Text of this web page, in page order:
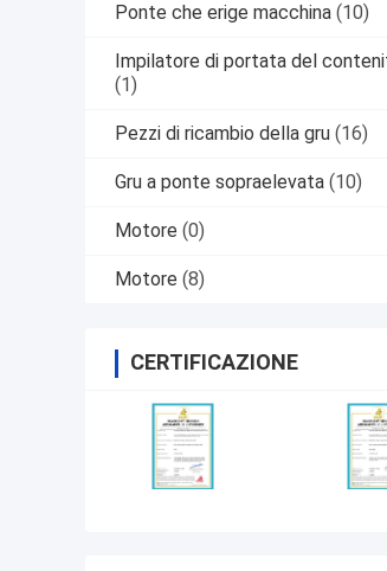
Ponte che erige macchina (10)
Impilatore di portata del
(1)
Pezzi di ricambio della gru (16)
Gru a ponte sopraelevata (10)
Motore (0)
Motore (8)
CERTIFICAZIONE